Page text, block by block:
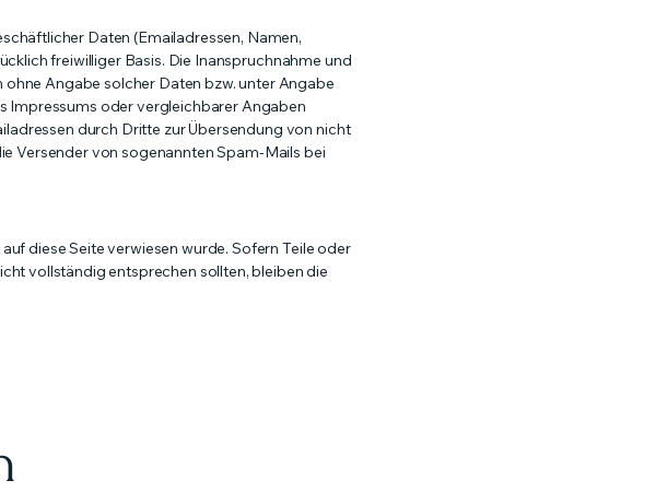
Daten (Emailadressen, Namen,
freiwilliger Basis. Die Inanspruchnahme und
Angabe solcher Daten bzw. unter Angabe
Impressums oder vergleichbarer Angaben
durch Dritte zur Übersendung von nicht
Versender von sogenannten Spam-Mails bei
diese Seite verwiesen wurde. Sofern Teile oder
vollständig entsprechen sollten, bleiben die